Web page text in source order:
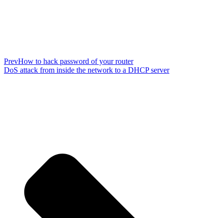
PrevHow to hack password of your router
DoS attack from inside the network to a DHCP server